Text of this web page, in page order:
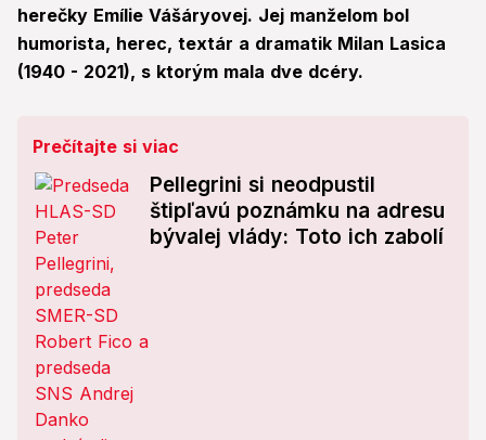
herečky Emílie Vášáryovej. Jej manželom bol
humorista, herec, textár a dramatik Milan Lasica
(1940 - 2021), s ktorým mala dve dcéry.
Prečítajte si viac
Pellegrini si neodpustil
štipľavú poznámku na adresu
bývalej vlády: Toto ich zabolí